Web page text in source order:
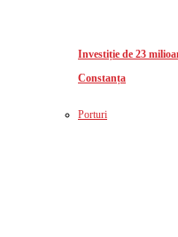
Investiție de 23
Constanța
Porturi